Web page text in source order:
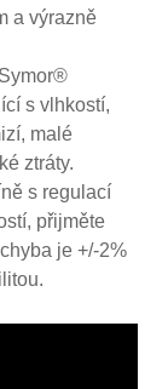
a výrazně
s vlhkostí,
malé
ztráty.
s regulací
přijměte
je +/-2%